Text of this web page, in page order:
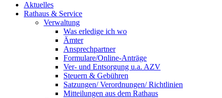
Aktuelles
Rathaus & Service
Verwaltung
Was erledige ich wo
Ämter
Ansprechpartner
Formulare/Online-Anträge
Ver- und Entsorgung u.a. AZV
Steuern & Gebühren
Satzungen/ Verordnungen/ Richtlinien
Mitteilungen aus dem Rathaus